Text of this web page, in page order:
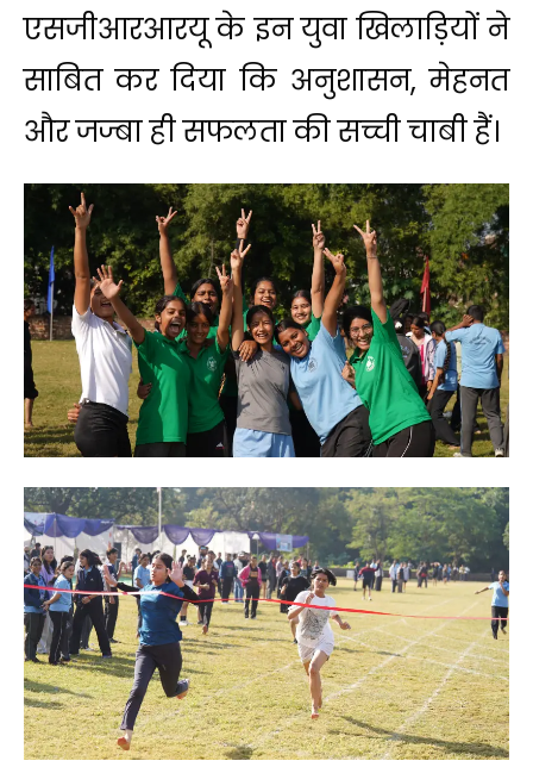
एसजीआरआरयू के इन युवा खिलाड़ियों ने
साबित कर दिया कि अनुशासन, मेहनत
और जज्बा ही सफलता की सच्ची चाबी हैं।